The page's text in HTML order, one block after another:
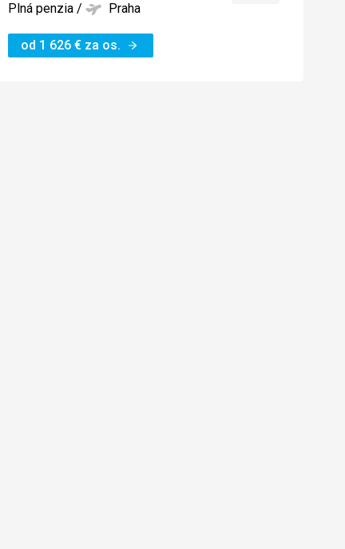
Plná penzia / Praha
od 1 626 € za os.